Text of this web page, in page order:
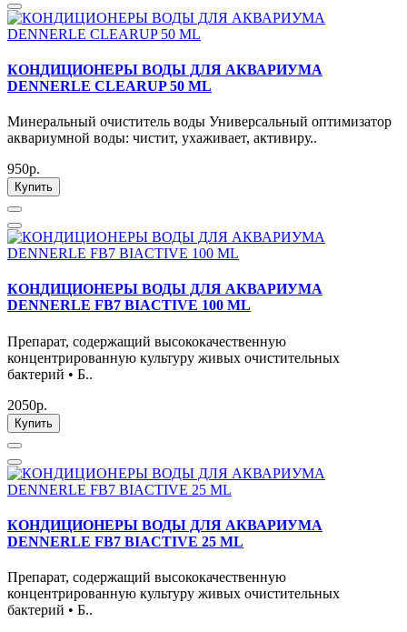
КОНДИЦИОНЕРЫ ВОДЫ ДЛЯ АКВАРИУМА
DENNERLE CLEARUP 50 ML
Минеральный очиститель воды Универсальный оптимизатор
аквариумной воды: чистит, ухаживает, активиру..
950р.
Купить
КОНДИЦИОНЕРЫ ВОДЫ ДЛЯ АКВАРИУМА
DENNERLE FB7 BIACTIVE 100 ML
Препарат, содержащий высококачественную
концентрированную культуру живых очистительных
бактерий • Б..
2050р.
Купить
КОНДИЦИОНЕРЫ ВОДЫ ДЛЯ АКВАРИУМА
DENNERLE FB7 BIACTIVE 25 ML
Препарат, содержащий высококачественную
концентрированную культуру живых очистительных
бактерий • Б..